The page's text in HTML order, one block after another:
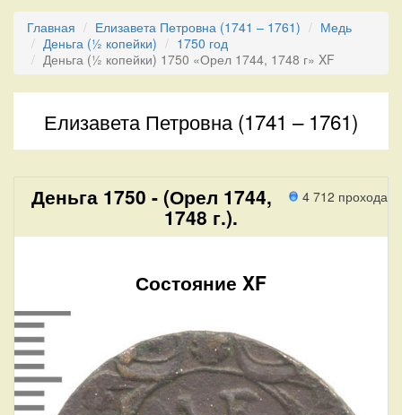
Главная Елизавета Петровна (1741 – 1761)
Медь
Деньга (½ копейки)
1750 год
Деньга (½ копейки) 1750 «Орел 1744, 1748 г» XF
Елизавета Петровна (1741 – 1761)
4 712 прохода
Деньга 1750 - (Орел 1744,
1748 г.).
Состояние XF